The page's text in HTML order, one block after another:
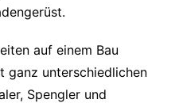
auf einem Bau
ganz unterschiedlichen
Spengler und